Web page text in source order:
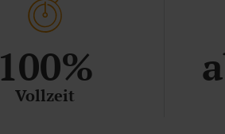
100%
Vollzeit